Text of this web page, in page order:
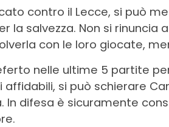
contro il Lecce, si può
la salvezza. Non si rinuncia
con le loro giocate,
nelle ultime 5 partite
si può schierare
In difesa è sicuramente